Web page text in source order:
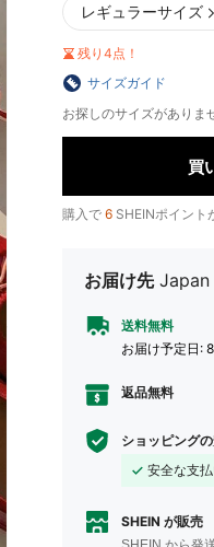
レギュラーサイズ
残り4点！
サイズガイド
お探しのサイズがありま
買
購入で 6 SHEINポイント
お届け先 Japan
送料無料
お届け予定日:
返品無料
ショッピング
安全な支
SHEIN が販売